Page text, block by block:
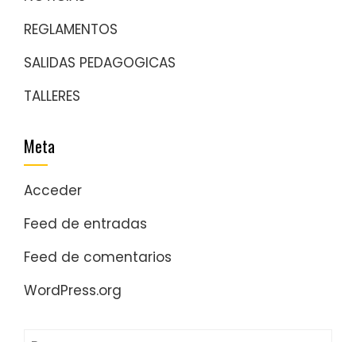
REGLAMENTOS
SALIDAS PEDAGOGICAS
TALLERES
Meta
Acceder
Feed de entradas
Feed de comentarios
WordPress.org